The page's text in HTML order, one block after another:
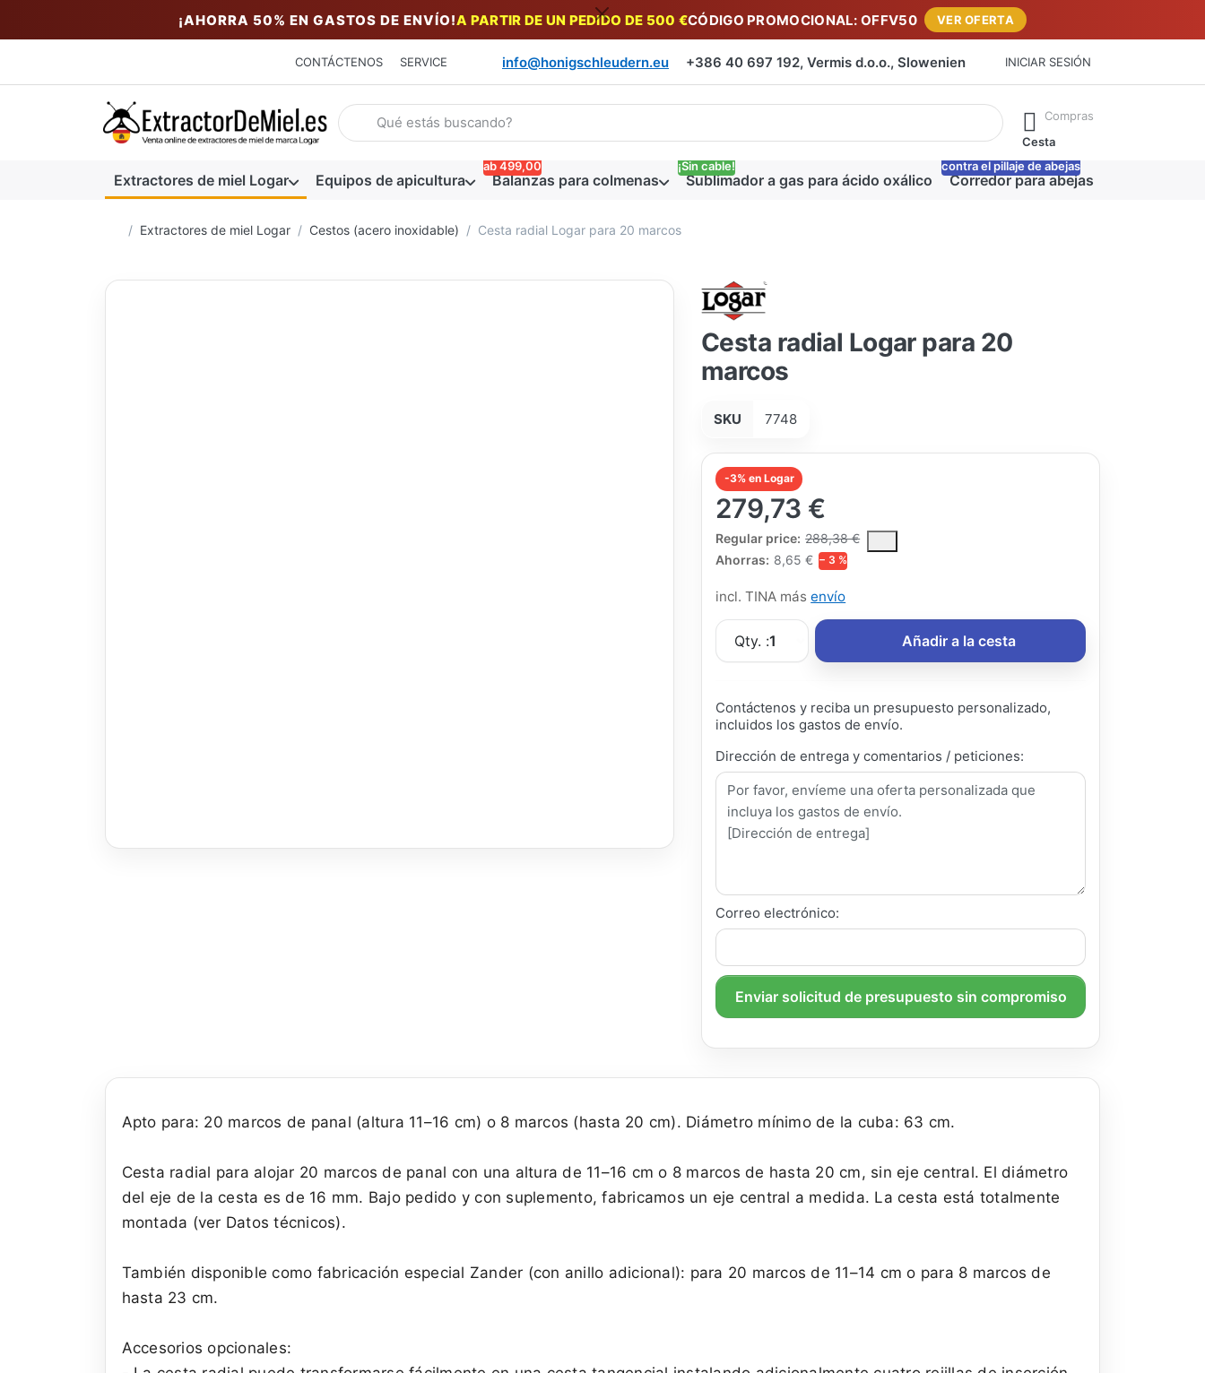
¡AHORRA 50% EN GASTOS DE ENVÍO!A PARTIR DE UN PEDIDO DE 500 €CÓDIGO PROMOCIONAL: OFFV50 VER OFERTA
CONTÁCTENOS SERVICE info@honigschleudern.eu +386 40 697 192, Vermis d.o.o., Slowenien INICIAR SESIÓN
Introduzca un término de búsqueda. Los primeros resultados aparecen automáticamente a medida que escribe. Pulse la tecla Intro para
Compras
Cesta
Extractores de miel Logar Equipos de apicultura Balanzas para colmenas
ab 499,00
Sublimador a gas para ácido oxálico
¡Sin cable!
Corredor para abejas
contra el pillaje de abejas
Página de inicio
Extractores de miel Logar Cestos (acero inoxidable) Cesta radial Logar para 20 marcos
Cesta radial Logar para 20
marcos
SKU 7748
-3% en Logar
279,73 €
Regular price: 288,38 €
The Regular Price is the median selling price paid by customers for a product,
Ahorras: 8,65 € − 3 %
incl. TINA másenvío
Qty. :1 Añadir a la cesta
Contáctenos y reciba un presupuesto personalizado,
incluidos los gastos de envío.
Dirección de entrega y comentarios / peticiones:
Correo electrónico:
Enviar solicitud de presupuesto sin compromiso
Apto para: 20 marcos de panal (altura 11–16 cm) o 8 marcos (hasta 20 cm). Diámetro mínimo de la cuba: 63 cm.
Cesta radial para alojar 20 marcos de panal con una altura de 11–16 cm o 8 marcos de hasta 20 cm, sin eje central. El diámetro
del eje de la cesta es de 16 mm. Bajo pedido y con suplemento, fabricamos un eje central a medida. La cesta está totalmente
montada (ver Datos técnicos).
También disponible como fabricación especial Zander (con anillo adicional): para 20 marcos de 11–14 cm o para 8 marcos de
hasta 23 cm.
Accesorios opcionales: